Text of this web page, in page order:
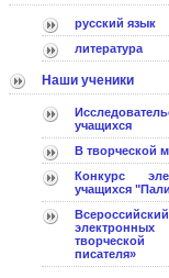
русский язык
литература
Наши ученики
учащихся
В творческой
Конкурс
учащихся
творческой
писателя»